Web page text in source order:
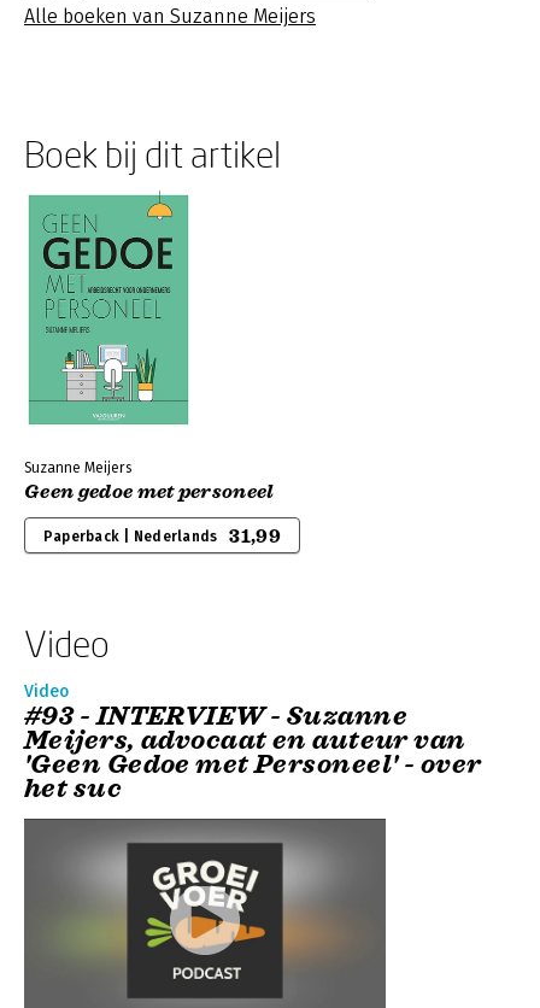
Alle boeken van Suzanne Meijers
Boek bij dit artikel
Suzanne Meijers
Geen gedoe met personeel
Paperback | Nederlands 31,99
Video
Video
#93 - INTERVIEW - Suzanne
Meijers, advocaat en auteur van
'Geen Gedoe met Personeel' - over
het suc